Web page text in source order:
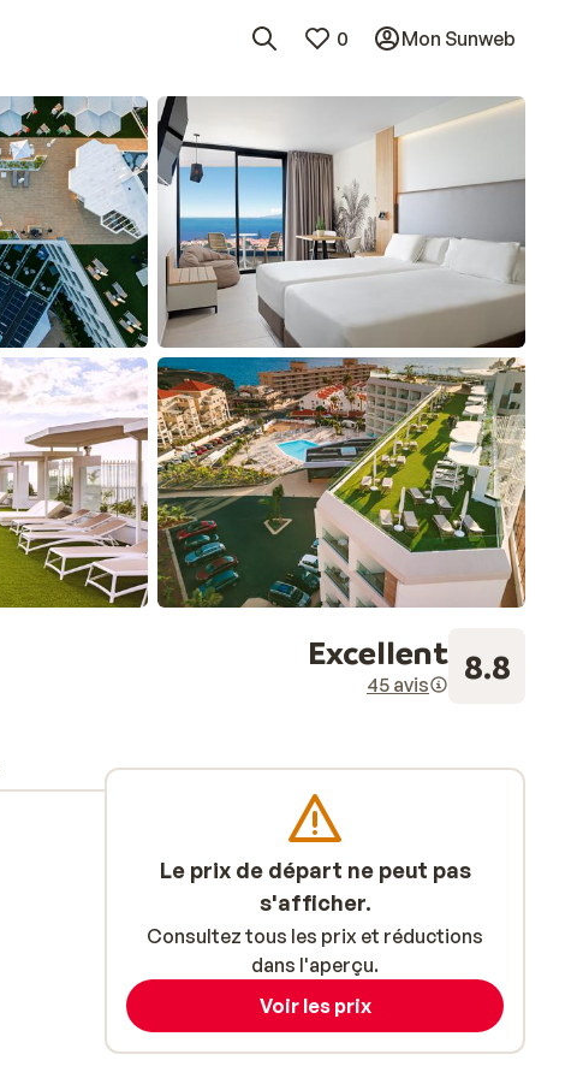
0 Mon Sunweb
Excellent
45 avis 8.8
Le prix de départ ne peut pas
s'afficher.
Consultez tous les prix et réductions
dans l'aperçu.
Voir les prix